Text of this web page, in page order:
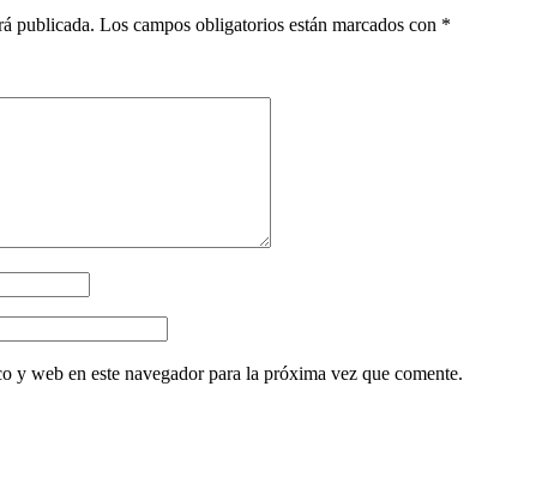
publicada. Los campos obligatorios están marcados con *
y web en este navegador para la próxima vez que comente.